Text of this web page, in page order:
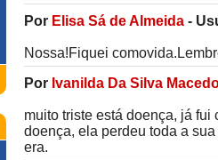
Por Elisa Sá de Almeida -
Nossa!Fiquei
Por Ivanilda Da Silva
muito triste está doença, já
doença, ela perdeu toda a
era.